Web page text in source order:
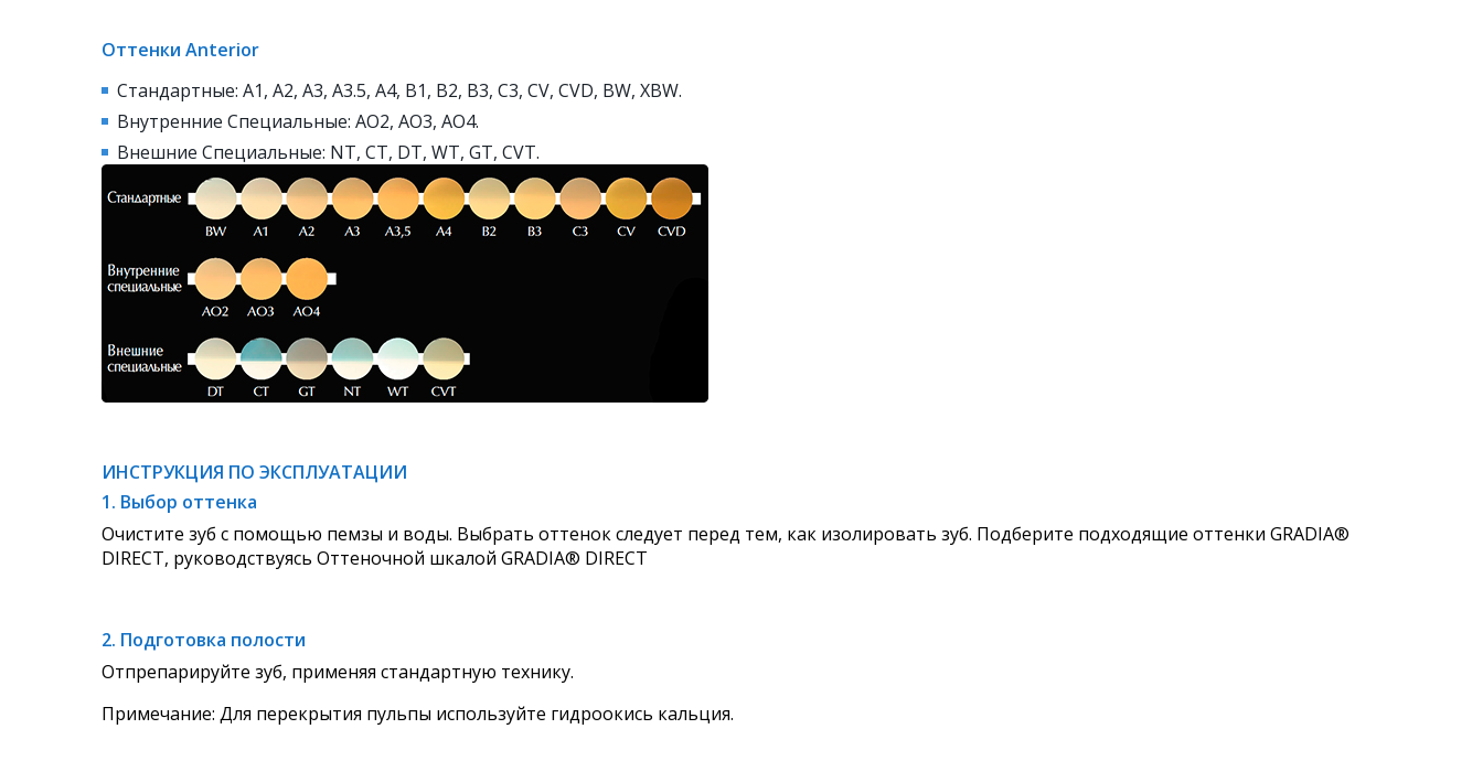
Оттенки Anterior
Стандартные: A1, A2, A3, A3.5, A4, B1, B2, B3, C3, CV, CVD, BW, XBW.
Внутренние Специальные: AO2, AO3, AO4.
Внешние Специальные: NT, CT, DT, WT, GT, CVT.
ИНСТРУКЦИЯ ПО ЭКСПЛУАТАЦИИ
1. Выбор оттенка
Очистите зуб с помощью пемзы и воды. Выбрать оттенок следует перед тем, как изолировать зуб. Подберите подходящие оттенки GRADIA®
DIRECT, руководствуясь Оттеночной шкалой GRADIA® DIRECT
2. Подготовка полости
Отпрепарируйте зуб, применяя стандартную технику.
Примечание: Для перекрытия пульпы используйте гидроокись кальция.